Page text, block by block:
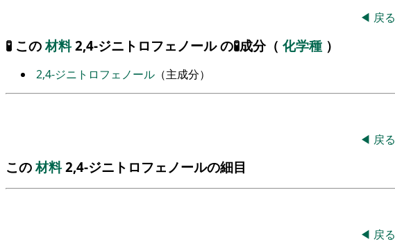
◀ 戻る
🧪 この材料2,4-ジニトロフェノール の🧪成分（ 化学種 ）
2,4-ジニトロフェノール （主成分）
◀ 戻る
この材料2,4-ジニトロフェノールの細目
◀ 戻る